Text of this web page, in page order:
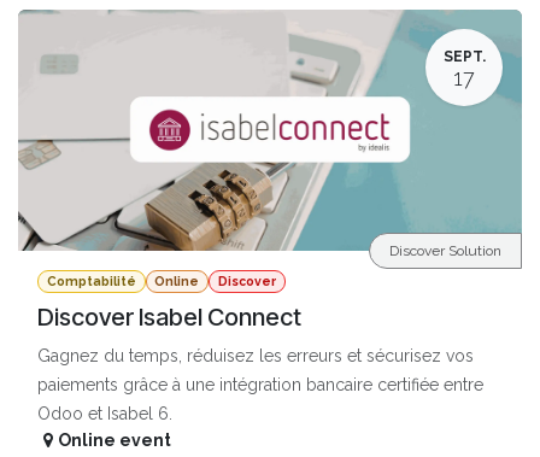
SEPT.
17
Comptabilité Online Discover
Discover Isabel Connect
Gagnez du temps, réduisez les erreurs et sécurisez vos
paiements grâce à une intégration bancaire certifiée entre
Odoo et Isabel 6.
Discover Solution
Online event